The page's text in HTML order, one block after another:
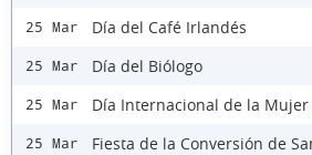
25 Mar Día del Café Irlandés
25 Mar Día del Biólogo
25 Mar Día Internacional de la
25 Mar Fiesta de la Conversión de